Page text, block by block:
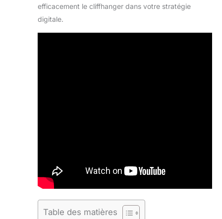
efficacement le cliffhanger dans votre stratégie
digitale.
Table des matières